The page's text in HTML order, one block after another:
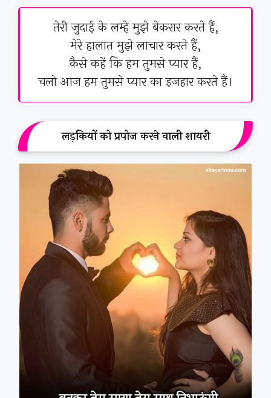
तेरी जुदाई के लम्हे मुझे बेकरार करते हैं,
मेरे हालात मुझे लाचार करते हैं,
कैसे कहें कि हम तुमसे प्यार हैं,
चलो आज हम तुमसे प्यार का इजहार करते हैं।
लड़कियों को प्रपोज करने वाली शायरी